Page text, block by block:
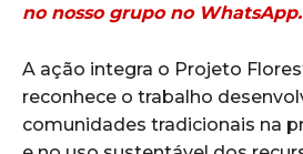
no nosso grupo no WhatsApp.
A ação integra o Projeto
reconhece o trabalho
comunidades tradicionais na